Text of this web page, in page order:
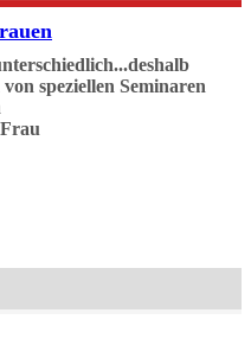
speziellen Seminaren